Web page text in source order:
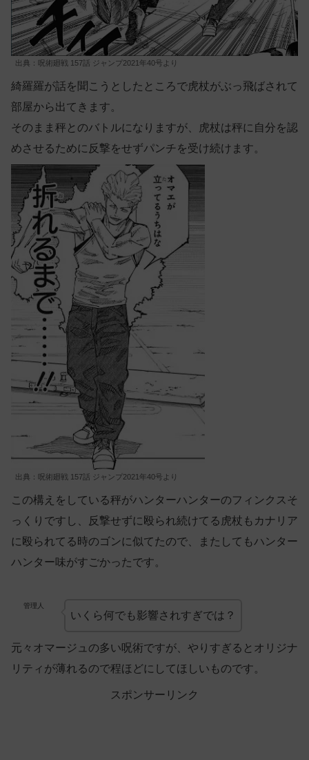
出典：呪術廻戦 157話 ジャンプ2021年40号より
綺羅羅が話を聞こうとしたところで虎杖がぶっ飛ばされて
部屋から出てきます。
そのまま秤とのバトルになりますが、虎杖は秤に自分を認
めさせるために反撃をせずパンチを受け続けます。
出典：呪術廻戦 157話 ジャンプ2021年40号より
この構えをしている秤がハンターハンターのフィンクスそ
っくりですし、反撃せずに殴られ続けてる虎杖もカナリア
に殴られてる時のゴンに似てたので、またしてもハンター
ハンター味がすごかったです。
管理人
いくら何でも影響されすぎでは？
元々オマージュの多い呪術ですが、やりすぎるとオリジナ
リティが薄れるので程ほどにしてほしいものです。
スポンサーリンク